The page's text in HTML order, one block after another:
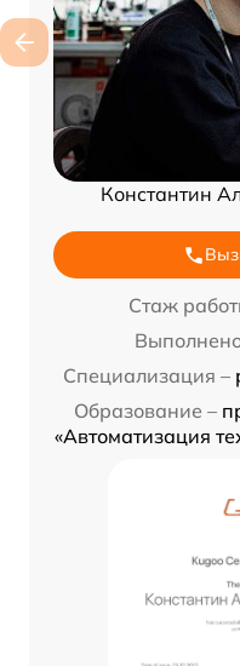
Константин
Стаж
Специализация –
Образование –
«Автоматизация